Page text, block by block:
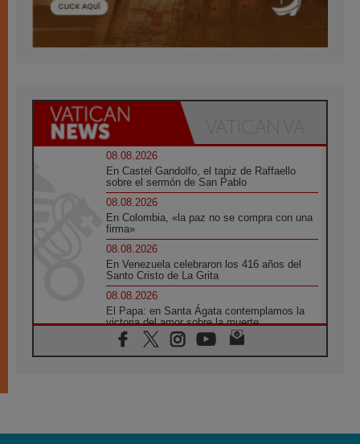
08.08.2026
En Castel Gandolfo, el tapiz de Raffaello
sobre el sermón de San Pablo
08.08.2026
En Colombia, «la paz no se compra con una
firma»
08.08.2026
En Venezuela celebraron los 416 años del
Santo Cristo de La Grita
08.08.2026
El Papa: en Santa Ágata contemplamos la
victoria del amor sobre la muerte
08.08.2026
León XIV visitará el Santuario de la Madre
07.08.2026